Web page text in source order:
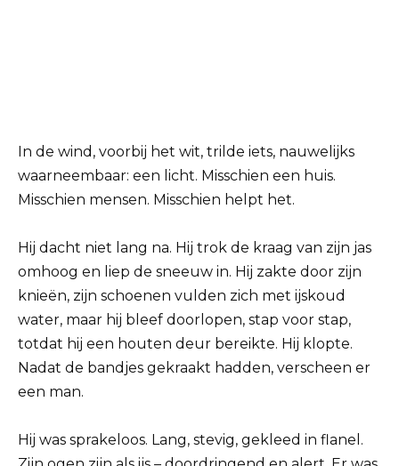
In de wind, voorbij het wit, trilde iets, nauwelijks
waarneembaar: een licht. Misschien een huis.
Misschien mensen. Misschien helpt het.
Hij dacht niet lang na. Hij trok de kraag van zijn jas
omhoog en liep de sneeuw in. Hij zakte door zijn
knieën, zijn schoenen vulden zich met ijskoud
water, maar hij bleef doorlopen, stap voor stap,
totdat hij een houten deur bereikte. Hij klopte.
Nadat de bandjes gekraakt hadden, verscheen er
een man.
Hij was sprakeloos. Lang, stevig, gekleed in flanel.